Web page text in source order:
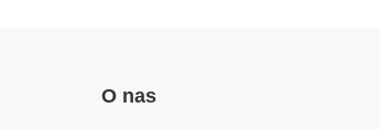
O nas